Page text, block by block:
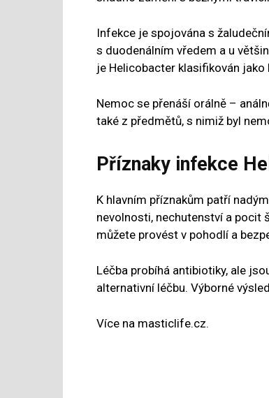
Infekce je spojována s
s duodenálním vředem a u
je Helicobacter klasifikován jako
Nemoc se přenáší orálně –
také z předmětů, s nimiž byl
Příznaky infekce
K hlavním příznakům patří
nevolnosti, nechutenství a pocit
můžete provést v pohodlí a
Léčba probíhá antibiotiky, ale
alternativní léčbu. Výborné
Více na masticlife.cz.